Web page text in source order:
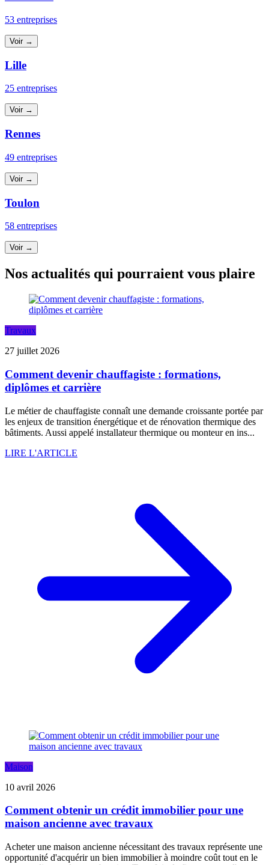
53 entreprises
Voir →
Lille
25 entreprises
Voir →
Rennes
49 entreprises
Voir →
Toulon
58 entreprises
Voir →
Nos actualités qui pourraient vous plaire
Travaux
27 juillet 2026
Comment devenir chauffagiste : formations,
diplômes et carrière
Le métier de chauffagiste connaît une demande croissante portée par
les enjeux de transition énergétique et de rénovation thermique des
bâtiments. Aussi appelé installateur thermique ou monteur en ins...
LIRE L'ARTICLE
Maison
10 avril 2026
Comment obtenir un crédit immobilier pour une
maison ancienne avec travaux
Acheter une maison ancienne nécessitant des travaux représente une
opportunité d'acquérir un bien immobilier à moindre coût tout en le